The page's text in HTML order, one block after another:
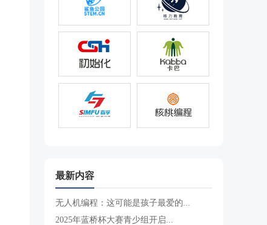
最新内容
无人机编程：这可能是孩子最爱的...
2025年蓝桥杯大赛青少组开启...